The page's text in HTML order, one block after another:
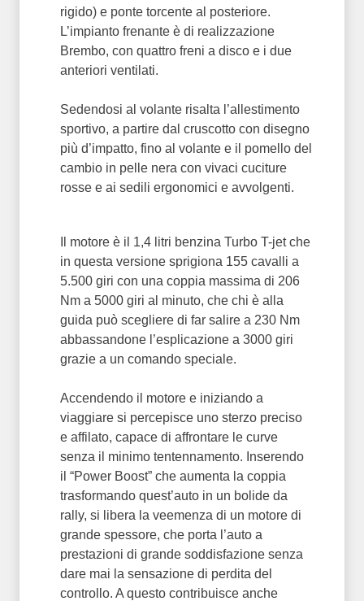
rigido) e ponte torcente al posteriore.
L’impianto frenante è di realizzazione
Brembo, con quattro freni a disco e i due
anteriori ventilati.
Sedendosi al volante risalta l’allestimento
sportivo, a partire dal cruscotto con disegno
più d’impatto, fino al volante e il pomello del
cambio in pelle nera con vivaci cuciture
rosse e ai sedili ergonomici e avvolgenti.
Il motore è il 1,4 litri benzina Turbo T-jet che
in questa versione sprigiona 155 cavalli a
5.500 giri con una coppia massima di 206
Nm a 5000 giri al minuto, che chi è alla
guida può scegliere di far salire a 230 Nm
abbassandone l’esplicazione a 3000 giri
grazie a un comando speciale.
Accendendo il motore e iniziando a
viaggiare si percepisce uno sterzo preciso
e affilato, capace di affrontare le curve
senza il minimo tentennamento. Inserendo
il “Power Boost” che aumenta la coppia
trasformando quest’auto in un bolide da
rally, si libera la veemenza di un motore di
grande spessore, che porta l’auto a
prestazioni di grande soddisfazione senza
dare mai la sensazione di perdita del
controllo. A questo contribuisce anche